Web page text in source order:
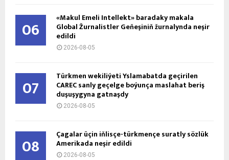
06 «Makul Emeli Intellekt» baradaky makala
Global Žurnalistler Geňeşiniň žurnalynda neşir
edildi
2026-08-05
07 Türkmen wekiliýeti Yslamabatda geçirilen
CAREC sanly geçelge boýunça maslahat beriş
duşuşygyna gatnaşdy
2026-08-05
08 Çagalar üçin iňlisçe-türkmençe suratly sözlük
Amerikada neşir edildi
2026-08-05